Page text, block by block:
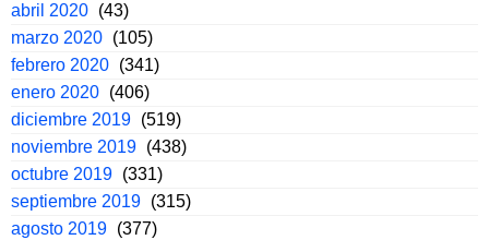
abril 2020 (43)
marzo 2020 (105)
febrero 2020 (341)
enero 2020 (406)
diciembre 2019 (519)
noviembre 2019 (438)
octubre 2019 (331)
septiembre 2019 (315)
agosto 2019 (377)